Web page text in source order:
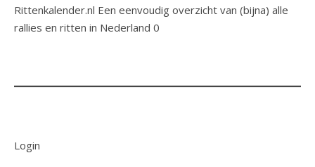
Rittenkalender.nl Een eenvoudig overzicht van (bijna) alle
rallies en ritten in Nederland 0
Login